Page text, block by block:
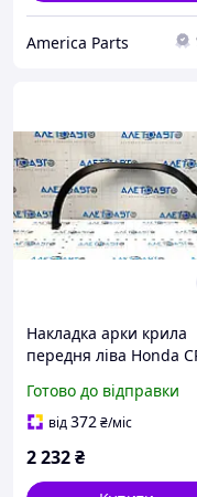
America Parts
Накладка арки крила
передня ліва Honda
оригінал OEM
74165TLAA02
Готово до відправки
від372₴/міс
2 232₴